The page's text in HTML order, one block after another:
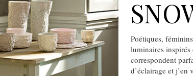
Poétiques,
luminaires inspirés
correspondent
d’éclairage et